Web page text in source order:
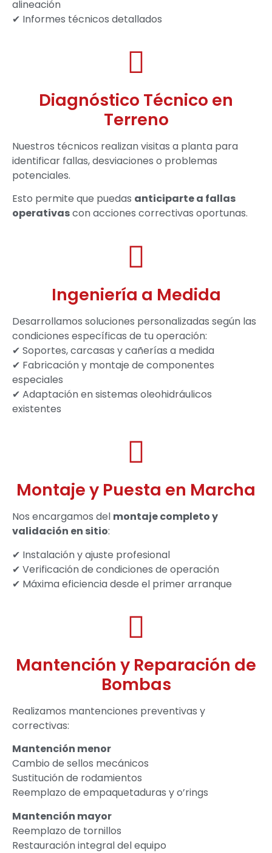
alineación
✔ Informes técnicos detallados
Diagnóstico Técnico en
Terreno
Nuestros técnicos realizan visitas a planta para
identificar fallas, desviaciones o problemas
potenciales.
Esto permite que puedas anticiparte a fallas
operativascon acciones correctivas oportunas.
Ingeniería a Medida
Desarrollamos soluciones personalizadas según las
condiciones específicas de tu operación:
✔ Soportes, carcasas y cañerías a medida
✔ Fabricación y montaje de componentes
especiales
✔ Adaptación en sistemas oleohidráulicos
existentes
Montaje y Puesta en Marcha
Nos encargamos del montaje completo y
validación en sitio:
✔ Instalación y ajuste profesional
✔ Verificación de condiciones de operación
✔ Máxima eficiencia desde el primer arranque
Mantención y Reparación de
Bombas
Realizamos mantenciones preventivas y
correctivas:
Mantención menor
Cambio de sellos mecánicos
Sustitución de rodamientos
Reemplazo de empaquetaduras y o’rings
Mantención mayor
Reemplazo de tornillos
Restauración integral del equipo